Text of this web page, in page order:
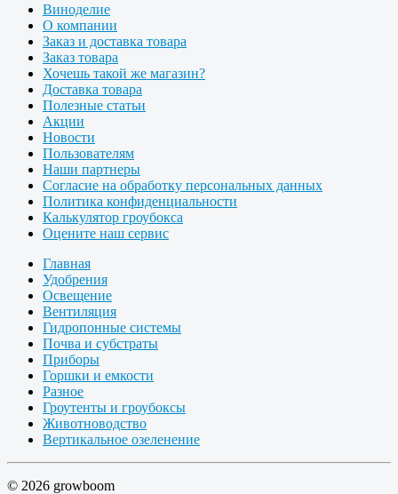
Виноделие
О компании
Заказ и доставка товара
Заказ товара
Хочешь такой же магазин?
Доставка товара
Полезные статьи
Акции
Новости
Пользователям
Наши партнеры
Согласие на обработку персональных данных
Политика конфиденциальности
Калькулятор гроубокса
Оцените наш сервис
Главная
Удобрения
Освещение
Вентиляция
Гидропонные системы
Почва и субстраты
Приборы
Горшки и емкости
Разное
Гроутенты и гроубоксы
Животноводство
Вертикальное озеленение
© 2026 growboom